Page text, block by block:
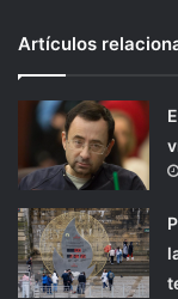
Artículos